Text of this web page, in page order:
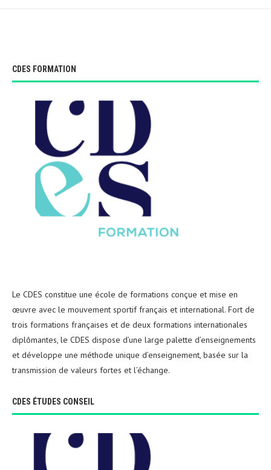
CDES FORMATION
Le CDES constitue une école de formations conçue et mise en
œuvre avec le mouvement sportif français et international. Fort de
trois formations françaises et de deux formations internationales
diplômantes, le CDES dispose d’une large palette d’enseignements
et développe une méthode unique d’enseignement, basée sur la
transmission de valeurs fortes et l’échange.
CDES ÉTUDES CONSEIL